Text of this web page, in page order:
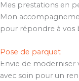
Mes prestations en
Mon
pour répondre à vos
Pose de parquet
Envie de moderniser
avec soin pour un